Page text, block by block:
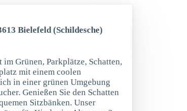
Bielefeld (Schildesche)
Grünen, Parkplätze, Schatten,
mit einem coolen
in einer grünen Umgebung
Genießen Sie den Schatten
Sitzbänken. Unser